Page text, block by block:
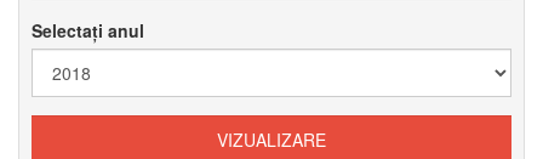
Selectați anul